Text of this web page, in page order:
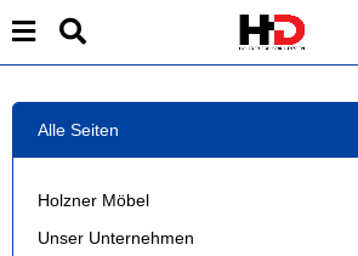
Alle Seiten
Holzner Möbel
Unser Unternehmen